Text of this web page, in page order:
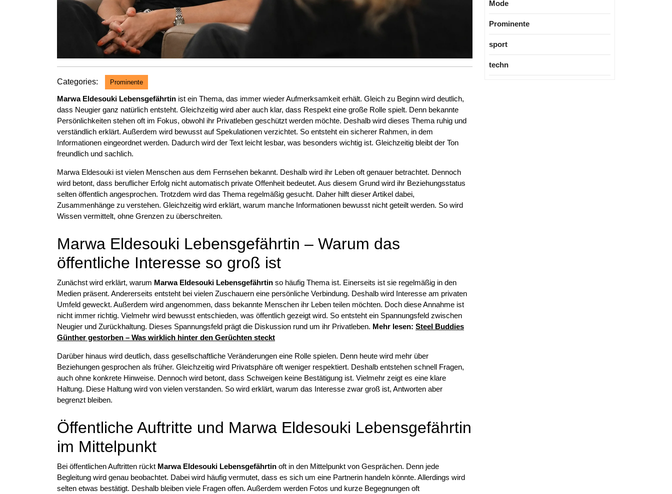
Categories: Prominente
Marwa Eldesouki Lebensgefährtin ist ein Thema, das immer wieder Aufmerksamkeit erhält. Gleich zu Beginn wird deutlich,
dass Neugier ganz natürlich entsteht. Gleichzeitig wird aber auch klar, dass Respekt eine große Rolle spielt. Denn bekannte
Persönlichkeiten stehen oft im Fokus, obwohl ihr Privatleben geschützt werden möchte. Deshalb wird dieses Thema ruhig und
verständlich erklärt. Außerdem wird bewusst auf Spekulationen verzichtet. So entsteht ein sicherer Rahmen, in dem
Informationen eingeordnet werden. Dadurch wird der Text leicht lesbar, was besonders wichtig ist. Gleichzeitig bleibt der Ton
freundlich und sachlich.
Marwa Eldesouki ist vielen Menschen aus dem Fernsehen bekannt. Deshalb wird ihr Leben oft genauer betrachtet. Dennoch
wird betont, dass beruflicher Erfolg nicht automatisch private Offenheit bedeutet. Aus diesem Grund wird ihr Beziehungsstatus
selten öffentlich angesprochen. Trotzdem wird das Thema regelmäßig gesucht. Daher hilft dieser Artikel dabei,
Zusammenhänge zu verstehen. Gleichzeitig wird erklärt, warum manche Informationen bewusst nicht geteilt werden. So wird
Wissen vermittelt, ohne Grenzen zu überschreiten.
Marwa Eldesouki Lebensgefährtin – Warum das
öffentliche Interesse so groß ist
Zunächst wird erklärt, warum Marwa Eldesouki Lebensgefährtin so häufig Thema ist. Einerseits ist sie regelmäßig in den
Medien präsent. Andererseits entsteht bei vielen Zuschauern eine persönliche Verbindung. Deshalb wird Interesse am privaten
Umfeld geweckt. Außerdem wird angenommen, dass bekannte Menschen ihr Leben teilen möchten. Doch diese Annahme ist
nicht immer richtig. Vielmehr wird bewusst entschieden, was öffentlich gezeigt wird. So entsteht ein Spannungsfeld zwischen
Neugier und Zurückhaltung. Dieses Spannungsfeld prägt die Diskussion rund um ihr Privatleben. Mehr lesen: Steel Buddies
Günther gestorben – Was wirklich hinter den Gerüchten steckt
Darüber hinaus wird deutlich, dass gesellschaftliche Veränderungen eine Rolle spielen. Denn heute wird mehr über
Beziehungen gesprochen als früher. Gleichzeitig wird Privatsphäre oft weniger respektiert. Deshalb entstehen schnell Fragen,
auch ohne konkrete Hinweise. Dennoch wird betont, dass Schweigen keine Bestätigung ist. Vielmehr zeigt es eine klare
Haltung. Diese Haltung wird von vielen verstanden. So wird erklärt, warum das Interesse zwar groß ist, Antworten aber
begrenzt bleiben.
Öffentliche Auftritte und Marwa Eldesouki Lebensgefährtin
im Mittelpunkt
Bei öffentlichen Auftritten rückt Marwa Eldesouki Lebensgefährtin oft in den Mittelpunkt von Gesprächen. Denn jede
Begleitung wird genau beobachtet. Dabei wird häufig vermutet, dass es sich um eine Partnerin handeln könnte. Allerdings wird
selten etwas bestätigt. Deshalb bleiben viele Fragen offen. Außerdem werden Fotos und kurze Begegnungen oft
Mode
Prominente
sport
techn